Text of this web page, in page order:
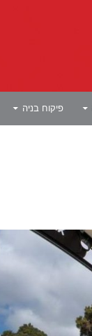
פיקוח בניה